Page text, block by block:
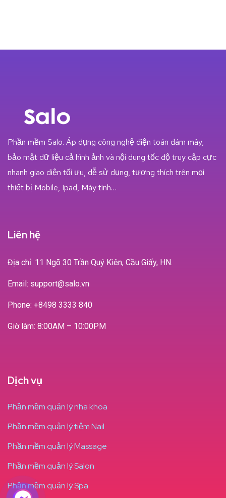
Phần mềm Salo. Áp dụng công nghệ điện toán đám mây,
bảo mật dữ liệu cả hình ảnh và nội dung tốc độ truy cập cực
nhanh giao diện tối ưu, dễ sử dụng, tương thích trên mọi
thiết bị Mobile, Ipad, Máy tính…
Liên hệ
Địa chỉ: 11 Ngõ 30 Trần Quý Kiên, Cầu Giấy, HN.
Email: support@salo.vn
Phone: +8498 3333 840
Giờ làm: 8:00AM – 10:00PM
Dịch vụ
Phần mềm quản lý nha khoa
Phần mềm quản lý tiệm Nail
Phần mềm quản lý Massage
Phần mềm quản lý Salon
Phần mềm quản lý Spa